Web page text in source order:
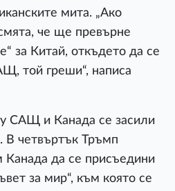
мита. „Ако
че ще превърне
за Китай, откъдето да се
той греши“, написа
САЩ и Канада се засили
В четвъртък Тръмп
Канада да се присъедини
за мир“, към която се